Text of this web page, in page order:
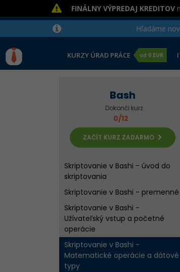
FINÁLNY VÝPREDAJ KREDITOV
Hľadáme
KURZY ÚRAD PRÁCE od 0 EUR
Bash
Dokonči kurz
0/12
ZAČÍT KURZ ZADARMO
Skriptovanie v Bashi - úvod do
skriptovania
Skriptovanie v Bashi - premenné
Skriptovanie v Bashi -
Užívateľský vstup a početné
operácie
Skriptovanie v Bashi -
Matematické operácie a dátové
typy